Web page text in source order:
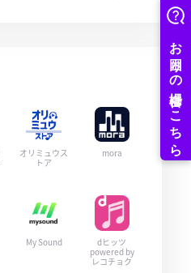
オリミュウス
トア
mora
My Sound
dヒッツ
powered by
レコチョク